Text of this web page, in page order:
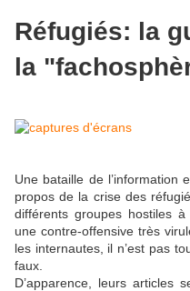
Réfugiés: la
la
Une bataille de l’information
propos de la crise des
différents groupes hostiles à
une contre-offensive très
les internautes, il n’est pas
faux.
D’apparence, leurs articles